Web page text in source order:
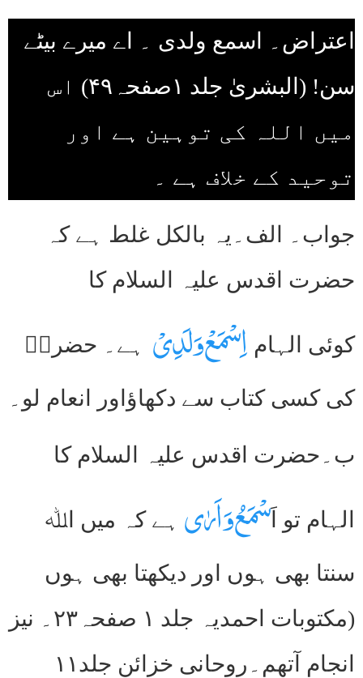
اعتراض۔ اسمع ولدی ۔ اے میرے بیٹے
سن! (البشریٰ جلد ۱صفحہ۴۹) اس
میں اللہ کی توہین ہے اور
توحید کے خلاف ہے ۔
جواب۔ الف۔یہ بالکل غلط ہے کہ
حضرت اقدس علیہ السلام کا
کوئی الہام اِسْمَعْ وَلَدِیْ ہے۔ حضرتؑ
کی کسی کتاب سے دکھاؤاور انعام لو۔
ب۔حضرت اقدس علیہ السلام کا
الہام تو اَ سْمَعُ وَاَرٰی ہے کہ میں اﷲ
سنتا بھی ہوں اور دیکھتا بھی ہوں
(مکتوبات احمدیہ جلد ۱ صفحہ۲۳۔ نیز
انجام آتھم۔روحانی خزائن جلد۱۱